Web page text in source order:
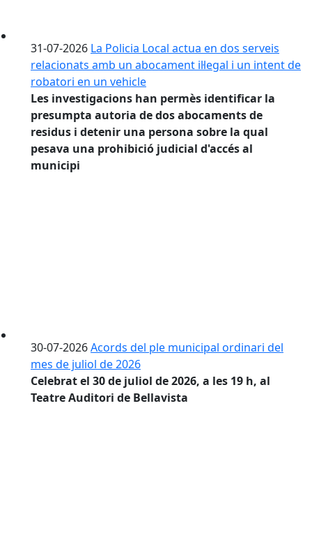
31-07-2026 La Policia Local actua en dos serveis
relacionats amb un abocament il·legal i un intent de
robatori en un vehicle
Les investigacions han permès identificar la
presumpta autoria de dos abocaments de
residus i detenir una persona sobre la qual
pesava una prohibició judicial d'accés al
municipi
30-07-2026Acords del ple municipal ordinari del
mes de juliol de 2026
Celebrat el 30 de juliol de 2026, a les 19 h, al
Teatre Auditori de Bellavista